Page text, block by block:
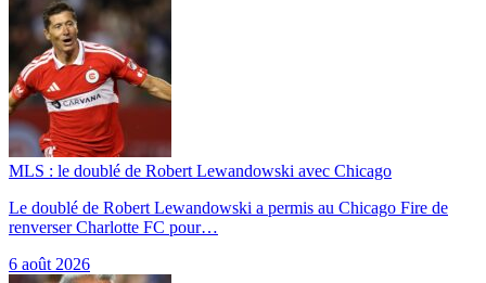
MLS : le doublé de Robert Lewandowski avec Chicago
Le doublé de Robert Lewandowski a permis au Chicago Fire de
renverser Charlotte FC pour…
6 août 2026